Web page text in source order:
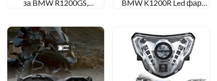
за BMW R1200GS,
светлина
BMW K1200R Led фар